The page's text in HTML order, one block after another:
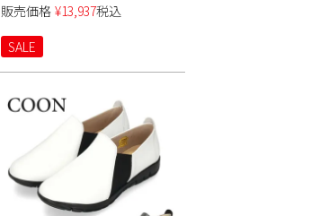
販売価格 ¥13,937税込
SALE